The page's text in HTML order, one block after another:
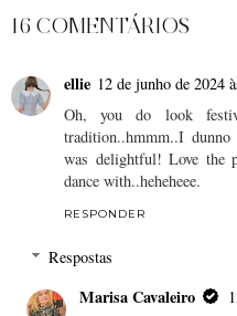
16 COMENTÁRIOS
ellie 12 de junho de 2024
Oh, you do look
tradition..hmmm..I
was delightful! Love the
dance with..heheheee.
RESPONDER
Respostas
Marisa Cavaleiro